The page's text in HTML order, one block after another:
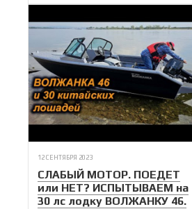
12 СЕНТЯБРЯ 2023
СЛАБЫЙ МОТОР. ПОЕДЕТ
или НЕТ? ИСПЫТЫВАЕМ на
30 лс лодку ВОЛЖАНКУ 46.